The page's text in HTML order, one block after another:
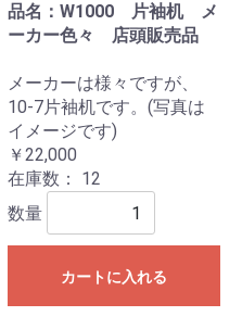
品名：W1000 片袖机 メ
ーカー色々 店頭販売品
メーカーは様々ですが、
10-7片袖机です。(写真は
イメージです)
￥22,000
在庫数： 12
数量
カートに入れる